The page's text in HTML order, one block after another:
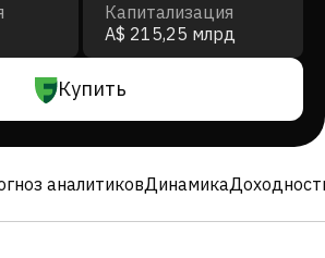
Капитализация
A$ 215,25 млрд
Купить
аналитиковДинамика